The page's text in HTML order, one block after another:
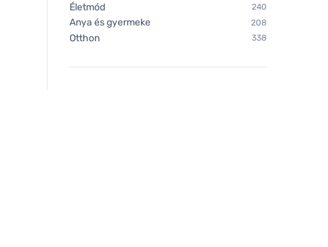
Életmód 240
Anya és gyermeke 208
Otthon 338